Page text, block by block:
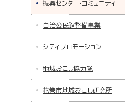
振興センター・コミュニティ
自治公民館整備事業
シティプロモーション
地域おこし協力隊
花巻市地域おこし研究所